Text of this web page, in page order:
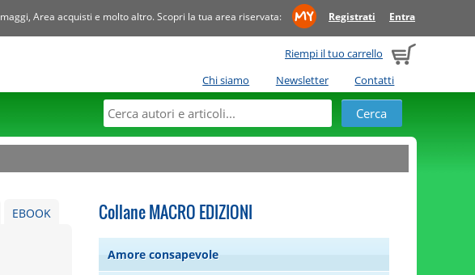
Area acquisti e molto altro. Scopri la tua area riservata: Registrati Entra
Riempi il tuo carrello
Chi siamo
Newsletter Contatti
EBOOK Collane MACRO EDIZIONI
Amore consapevole